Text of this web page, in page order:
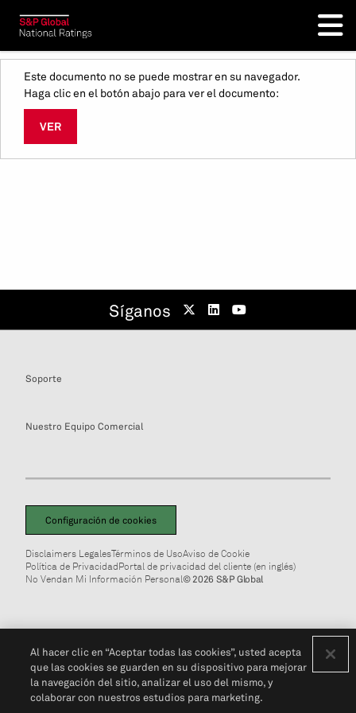
Este documento no se puede mostrar en su navegador.
Haga clic en el botón abajo para ver el documento:
VER
Síganos
Soporte
Nuestro Equipo Comercial
Configuración de cookies
Disclaimers LegalesTérminos de UsoAviso de Cookie
Política de PrivacidadPortal de privacidad del cliente (en inglés)
No Vendan Mi Información Personal© 2026 S&P Global
Al hacer clic en “Aceptar todas las cookies”, usted acepta
que las cookies se guarden en su dispositivo para mejorar
la navegación del sitio, analizar el uso del mismo, y
colaborar con nuestros estudios para marketing.